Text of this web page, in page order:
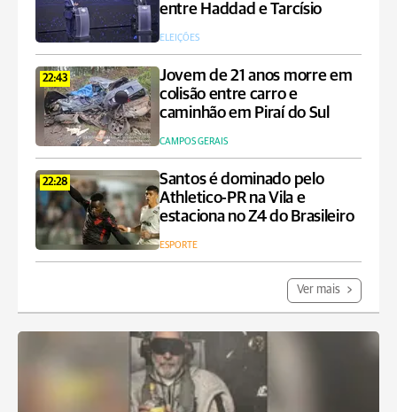
entre Haddad e Tarcísio
ELEIÇÕES
22:43
Jovem de 21 anos morre em
colisão entre carro e
caminhão em Piraí do Sul
CAMPOS GERAIS
22:28
Santos é dominado pelo
Athletico-PR na Vila e
estaciona no Z4 do Brasileiro
ESPORTE
Ver mais